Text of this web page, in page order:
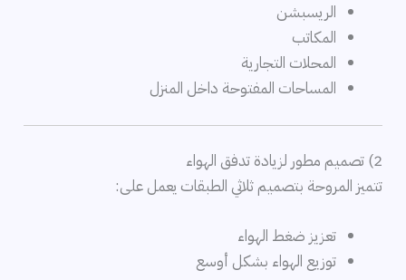
الريسبشن
المكاتب
المحلات التجارية
المساحات المفتوحة داخل المنزل
2) تصميم مطور لزيادة تدفق الهواء
تتميز المروحة بتصميم ثلاثي الطبقات يعمل على:
تعزيز ضغط الهواء
توزيع الهواء بشكل أوسع